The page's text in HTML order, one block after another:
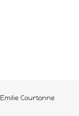
Courtonne